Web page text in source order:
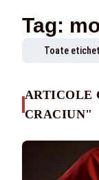
Tag:
Toate
ARTICOLE
CRACIUN"